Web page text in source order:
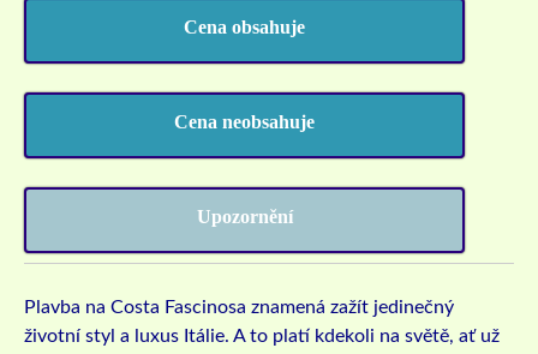
Cena obsahuje
Cena neobsahuje
Upozornění
Plavba na Costa Fascinosa znamená zažít jedinečný
životní styl a luxus Itálie. A to platí kdekoli na světě, ať už